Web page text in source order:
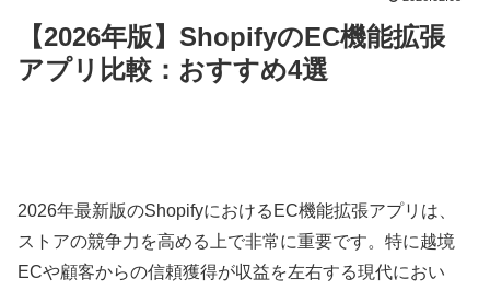
【2026年版】ShopifyのEC機能拡張
アプリ比較：おすすめ4選
2026年最新版のShopifyにおけるEC機能拡張アプリは、
ストアの競争力を高める上で非常に重要です。特に越境
ECや顧客からの信頼獲得が収益を左右する現代におい